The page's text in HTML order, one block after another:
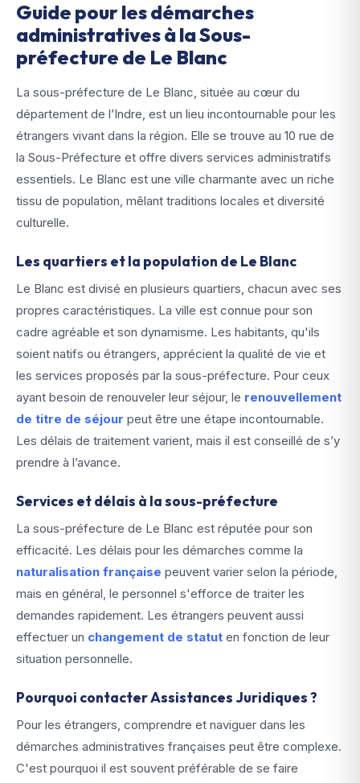
Guide pour les démarches
administratives à la Sous-
préfecture de Le Blanc
La sous-préfecture de Le Blanc, située au cœur du
département de l’Indre, est un lieu incontournable pour les
étrangers vivant dans la région. Elle se trouve au 10 rue de
la Sous-Préfecture et offre divers services administratifs
essentiels. Le Blanc est une ville charmante avec un riche
tissu de population, mêlant traditions locales et diversité
culturelle.
Les quartiers et la population de Le Blanc
Le Blanc est divisé en plusieurs quartiers, chacun avec ses
propres caractéristiques. La ville est connue pour son
cadre agréable et son dynamisme. Les habitants, qu'ils
soient natifs ou étrangers, apprécient la qualité de vie et
les services proposés par la sous-préfecture. Pour ceux
ayant besoin de renouveler leur séjour, le renouvellement
de titre de séjour peut être une étape incontournable.
Les délais de traitement varient, mais il est conseillé de s’y
prendre à l’avance.
Services et délais à la sous-préfecture
La sous-préfecture de Le Blanc est réputée pour son
efficacité. Les délais pour les démarches comme la
naturalisation française peuvent varier selon la période,
mais en général, le personnel s'efforce de traiter les
demandes rapidement. Les étrangers peuvent aussi
effectuer un changement de statut en fonction de leur
situation personnelle.
Pourquoi contacter Assistances Juridiques ?
Pour les étrangers, comprendre et naviguer dans les
démarches administratives françaises peut être complexe.
C'est pourquoi il est souvent préférable de se faire